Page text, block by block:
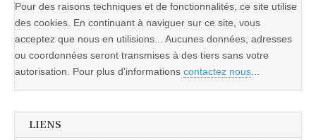
Pour des raisons techniques et de fonctionnalités, ce site utilise
des cookies. En continuant à naviguer sur ce site, vous
acceptez que nous en utilisions... Aucunes données, adresses
ou coordonnées seront transmises à des tiers sans votre
autorisation. Pour plus d'informations contactez nous...
LIENS